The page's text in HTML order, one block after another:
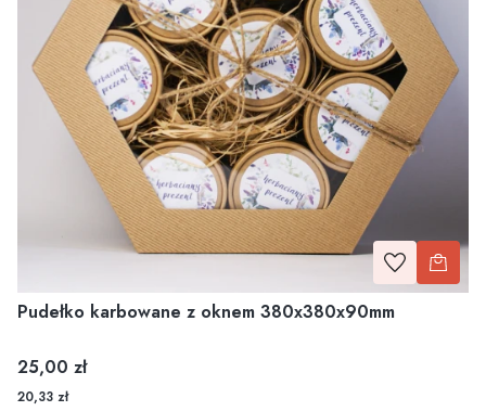
Pudełko karbowane z oknem 380x380x90mm
Cena
25,00 zł
20,33 zł